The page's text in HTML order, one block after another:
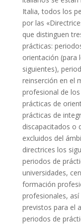
Italia, todos los
por las
que distinguen
prácticas:
orientación (para
siguientes),
reinserción en el
profesional de
prácticas de
prácticas de
discapacitados o
excluidos del
directrices los
periodos de
universidades,
formación
profesionales,
previstos para el
periodos de